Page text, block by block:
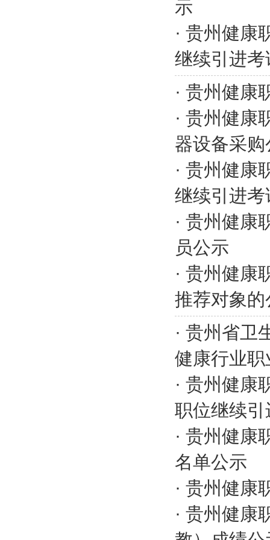
示
· 贵州健康
继续引进
· 贵州健康
· 贵州健康
器设备采购
· 贵州健康
继续引进考
· 贵州健康
员公示
· 贵州健康
推荐对象的
· 贵州省卫
健康行业
· 贵州健康
职位继续引
· 贵州健康
名单公示
· 贵州健康
· 贵州健康